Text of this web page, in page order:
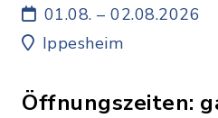
01.08. – 02.08.2026
Ippesheim
Öffnungszeiten: